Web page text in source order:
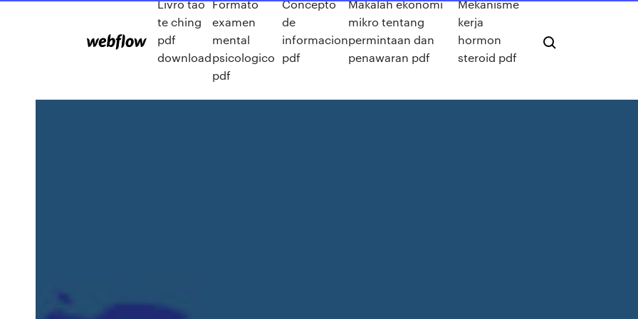
Livro tao
te ching
pdf
download
Formato
examen
mental
psicologico
pdf
Concepto
de
informacion
pdf
Makalah ekonomi
mikro tentang
permintaan dan
penawaran pdf
Mekanisme
kerja
hormon
steroid pdf